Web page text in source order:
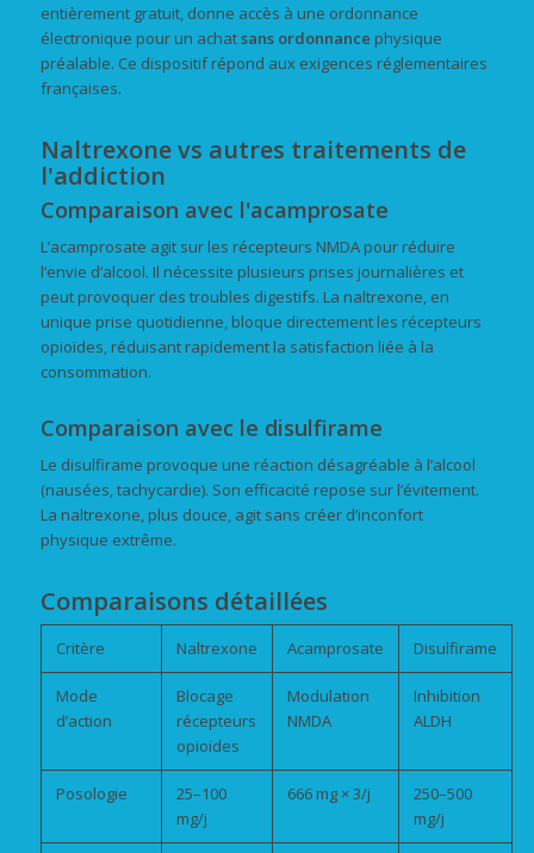
entièrement gratuit, donne accès à une ordonnance
électronique pour un achatsans ordonnance physique
préalable. Ce dispositif répond aux exigences réglementaires
françaises.
Naltrexone vs autres traitements de
l'addiction
Comparaison avec l'acamprosate
L’acamprosate agit sur les récepteurs NMDA pour réduire
l’envie d’alcool. Il nécessite plusieurs prises journalières et
peut provoquer des troubles digestifs. La naltrexone, en
unique prise quotidienne, bloque directement les récepteurs
opioïdes, réduisant rapidement la satisfaction liée à la
consommation.
Comparaison avec le disulfirame
Le disulfirame provoque une réaction désagréable à l’alcool
(nausées, tachycardie). Son efficacité repose sur l’évitement.
La naltrexone, plus douce, agit sans créer d’inconfort
physique extrême.
Comparaisons détaillées
Critère Naltrexone Acamprosate Disulfirame
Mode
d’action
Blocage
récepteurs
opioïdes
Modulation
NMDA
Inhibition
ALDH
Posologie
25–100
mg/j
666 mg × 3/j
250–500
mg/j